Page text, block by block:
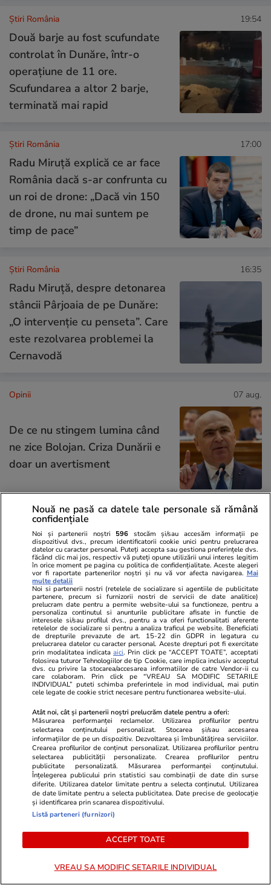
Știri România 19:54
Două barje au fost scufundate
controlat în Dunăre, într-o
operațiune de 11 ore.
Scufundarea a altor 2 barje,
terminată mai rapid
Știri România 17:00
Radu Miruță explică ce ar face
România dacă s-ar confrunta cu
un roi de drone: „Dacă vin 150
de drone, nu mai suntem pe
timp de pace”
Știri România 16:35
Radu Miruță, despre detonarea
stâncii Pârjoaia de pe Dunăre:
„O intervenție cu penseta”. Care
este rezolvarea problemei la
Cernavodă
Opinii 07 aug.
De ce nu stingem lumina când
ne zice Bolojan. Criza Dunării e
doar un avertisment
Cum supraviețuiești unui șef
prost
07 aug.
Puține zone economice de
succes, privilegiile de la vârful
birocrației și penurie în rest sau
ordinea socială din România de
07 aug.
Ce fel de revoluție urmează în
România?
Nouă ne pasă ca datele tale personale să rămână
confidențiale
Noi și partenerii noștri 596 stocăm și/sau accesăm informații pe
dispozitivul dvs., precum identificatorii cookie unici pentru prelucrarea
datelor cu caracter personal. Puteți accepta sau gestiona preferințele dvs.
făcând clic mai jos, respectiv vă puteți opune utilizării unui interes legitim
în orice moment pe pagina cu politica de confidențialitate. Aceste alegeri
vor fi raportate partenerilor noștri și nu vă vor afecta navigarea. Mai
multe detalii
Noi si partenerii nostri (retelele de socializare si agentiile de publicitate
partenere, precum si furnizorii nostri de servicii de date analitice)
prelucram date pentru a permite website-ului sa functioneze, pentru a
personaliza continutul si anunturile publicitare afisate in functie de
interesele si/sau profilul dvs., pentru a va oferi functionalitati aferente
retelelor de socializare si pentru a analiza traficul pe website. Beneficiati
de drepturile prevazute de art. 15-22 din GDPR in legatura cu
prelucrarea datelor cu caracter personal. Aceste drepturi pot fi exercitate
prin modalitatea indicataaici. Prin click pe “ACCEPT TOATE”, acceptati
folosirea tuturor Tehnologiilor de tip Cookie, care implica inclusiv acceptul
dvs. cu privire la stocarea/accesarea informatiilor de catre Vendor-ii cu
care colaboram. Prin click pe “VREAU SA MODIFIC SETARILE
INDIVIDUAL” puteti schimba preferintele in mod individual, mai putin
cele legate de cookie strict necesare pentru functionarea website-ului.
Atât noi, cât și partenerii noștri prelucrăm datele pentru a oferi:
Măsurarea performanței reclamelor. Utilizarea profilurilor pentru
selectarea conținutului personalizat. Stocarea și/sau accesarea
informațiilor de pe un dispozitiv. Dezvoltarea și îmbunătățirea serviciilor.
Crearea profilurilor de conținut personalizat. Utilizarea profilurilor pentru
selectarea publicității personalizate. Crearea profilurilor pentru
publicitate personalizată. Măsurarea performanței conținutului.
Înțelegerea publicului prin statistici sau combinații de date din surse
diferite. Utilizarea datelor limitate pentru a selecta conținutul. Utilizarea
de date limitate pentru a selecta publicitatea. Date precise de geolocație
și identificarea prin scanarea dispozitivului.
Listă parteneri (furnizori)
ACCEPT TOATE
VREAU SA MODIFIC SETARILE INDIVIDUAL